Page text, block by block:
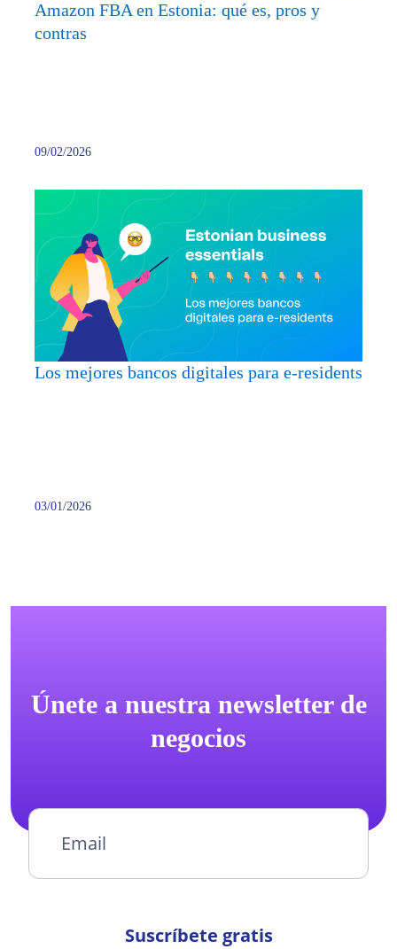
Amazon FBA en Estonia: qué es, pros y
contras
09/02/2026
Los mejores bancos digitales para e-residents
03/01/2026
Únete a nuestra newsletter de
negocios
Suscríbete gratis